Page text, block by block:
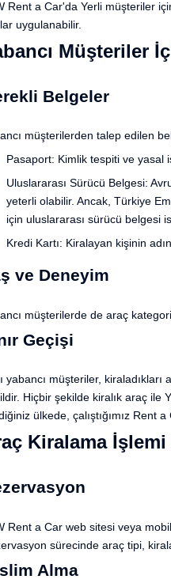
Rent a Car'da Yerli müşteriler
uygulanabilir.
Müşteriler
Belgeler
müşterilerden talep edilen
Pasaport: Kimlik tespiti ve yasal
Uluslararası Sürücü Belgesi:
yeterli olabilir. Ancak, Türkiye
için uluslararası sürücü belgesi
Kredi Kartı: Kiralayan kişinin
ve Deneyim
müşterilerde de araç
Geçişi
yabancı müşteriler,
Hiçbir şekilde kiralık araç ile
ülkede, çalıştığımız Rent
Kiralama İşlemi
Rent a Car web sitesi veya
sürecinde araç tipi,
Alma